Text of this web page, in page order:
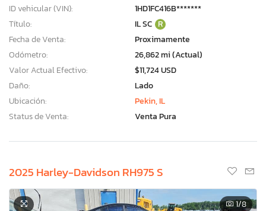
ID vehicular (VIN):
1HD1FC416B*******
Título:
IL SC R
Fecha de Venta:
Proximamente
Odómetro:
26,862 mi (Actual)
Valor Actual Efectivo:
$11,724 USD
Daño:
Lado
Ubicación:
Pekin, IL
Status de Venta:
Venta Pura
2025 Harley-Davidson RH975 S
1/8